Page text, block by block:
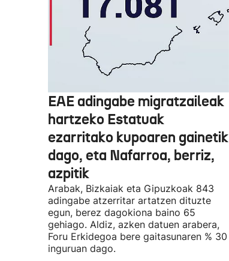
EAE adingabe migratzaileak
hartzeko Estatuak
ezarritako kupoaren gainetik
dago, eta Nafarroa, berriz,
azpitik
Arabak, Bizkaiak eta Gipuzkoak 843
adingabe atzerritar artatzen dituzte
egun, berez dagokiona baino 65
gehiago. Aldiz, azken datuen arabera,
Foru Erkidegoa bere gaitasunaren % 30
inguruan dago.